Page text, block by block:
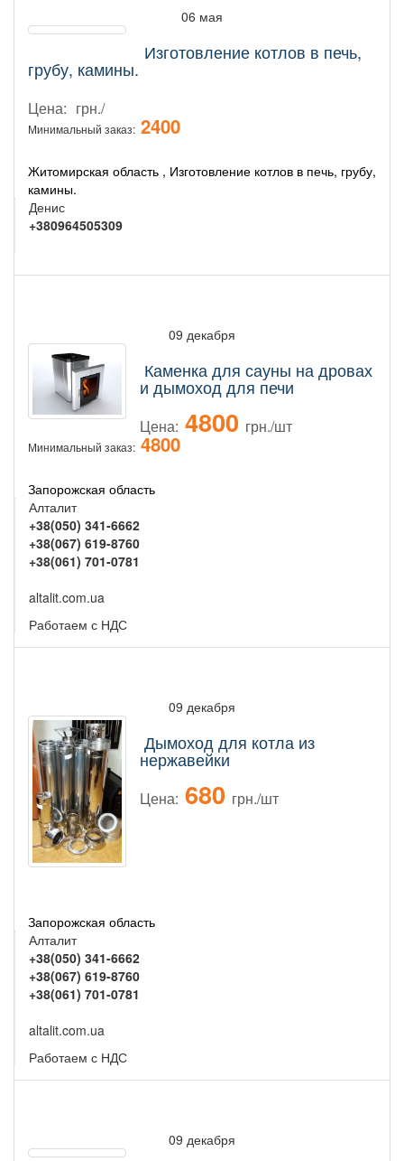
06 мая
Изготовление котлов в печь,
грубу, камины.
Цена: грн./
Минимальный заказ: 2400
Житомирская область , Изготовление котлов в печь, грубу,
камины.
Денис
+380964505309
09 декабря
Каменка для сауны на дровах
и дымоход для печи
Цена: 4800 грн./шт
Минимальный заказ: 4800
Запорожская область
Алталит
+38(050) 341-6662
+38(067) 619-8760
+38(061) 701-0781
altalit.com.ua
Работаем с НДС
09 декабря
Дымоход для котла из
нержавейки
Цена: 680 грн./шт
Запорожская область
Алталит
+38(050) 341-6662
+38(067) 619-8760
+38(061) 701-0781
altalit.com.ua
Работаем с НДС
09 декабря